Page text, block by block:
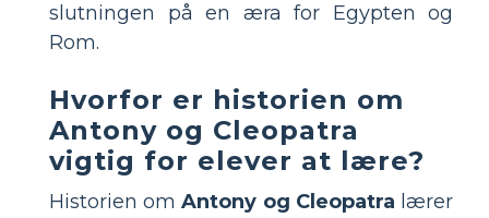
slutningen på en æra for Egypten og
Rom.
Hvorfor er historien om
Antony og Cleopatra
vigtig for elever at lære?
Historien omAntony og Cleopatra lærer